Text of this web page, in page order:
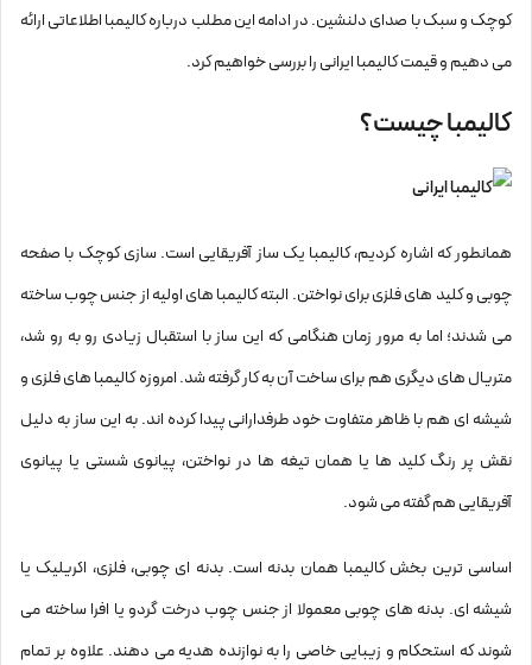
کوچک و سبک با صدای دلنشین. در ادامه این مطلب درباره کالیمبا اطلاعاتی ارائه
می دهیم و قیمت کالیمبا ایرانی را بررسی خواهیم کرد.
کالیمبا چیست؟
همانطور که اشاره کردیم، کالیمبا یک ساز آفریقایی است. سازی کوچک با صفحه
چوبی و کلید های فلزی برای نواختن. البته کالیمبا های اولیه از جنس چوب ساخته
می شدند؛ اما به مرور زمان هنگامی که این ساز با استقبال زیادی رو به رو شد،
متریال های دیگری هم برای ساخت آن به کار گرفته شد. امروزه کالیمبا های فلزی و
شیشه ای هم با ظاهر متفاوت خود طرفدارانی پیدا کرده اند. به این ساز به دلیل
نقش پر رنگ کلید ها یا همان تیغه ها در نواختن، پیانوی شستی یا پیانوی
آفریقایی هم گفته می شود.
اساسی ترین بخش کالیمبا همان بدنه است. بدنه ای چوبی، فلزی، اکریلیک یا
شیشه ای. بدنه های چوبی معمولا از جنس چوب درخت گردو یا افرا ساخته می
شوند که استحکام و زیبایی خاصی را به نوازنده هدیه می دهند. علاوه بر تمام